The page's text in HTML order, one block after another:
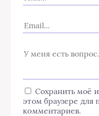
Сохранить моё
этом браузере
комментариев.